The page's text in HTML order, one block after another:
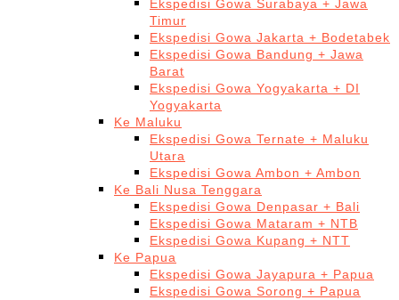
Ekspedisi Gowa Surabaya + Jawa
Timur
Ekspedisi Gowa Jakarta + Bodetabek
Ekspedisi Gowa Bandung + Jawa
Barat
Ekspedisi Gowa Yogyakarta + DI
Yogyakarta
Ke Maluku
Ekspedisi Gowa Ternate + Maluku
Utara
Ekspedisi Gowa Ambon + Ambon
Ke Bali Nusa Tenggara
Ekspedisi Gowa Denpasar + Bali
Ekspedisi Gowa Mataram + NTB
Ekspedisi Gowa Kupang + NTT
Ke Papua
Ekspedisi Gowa Jayapura + Papua
Ekspedisi Gowa Sorong + Papua